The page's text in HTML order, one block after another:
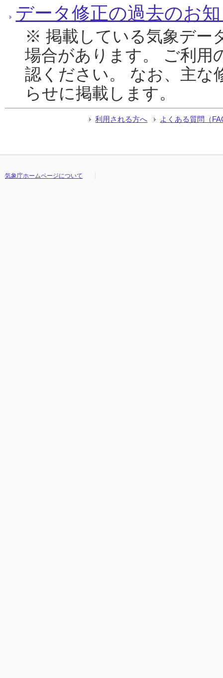
データ修正の過去のお
※ 掲載している気象デー
場合があります。 ご利用
認ください。 なお、主な
らせに掲載します。
利用される方へ よくある質問（
気象庁ホームページについて